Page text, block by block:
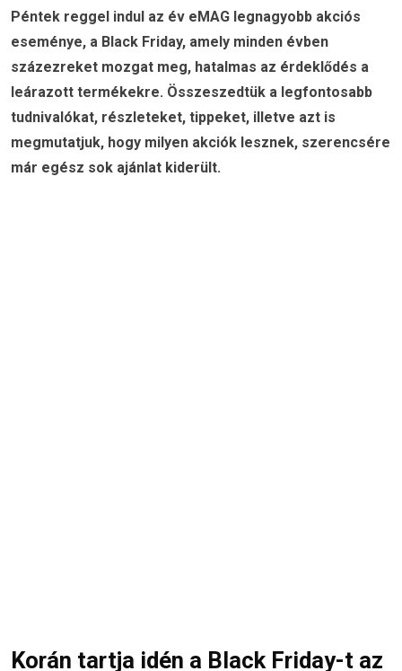
Péntek reggel indul az év eMAG legnagyobb akciós
eseménye, a Black Friday, amely minden évben
százezreket mozgat meg, hatalmas az érdeklődés a
leárazott termékekre. Összeszedtük a legfontosabb
tudnivalókat, részleteket, tippeket, illetve azt is
megmutatjuk, hogy milyen akciók lesznek, szerencsére
már egész sok ajánlat kiderült.
Korán tartja idén a Black Friday-t az